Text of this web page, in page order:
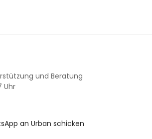
und Beratung
Uhr
an Urban schicken